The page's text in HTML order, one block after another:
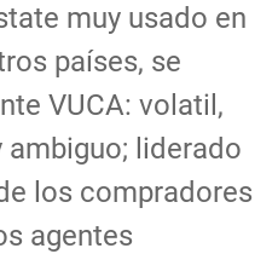
muy usado en
países, se
VUCA: volatil,
liderado
los compradores
agentes